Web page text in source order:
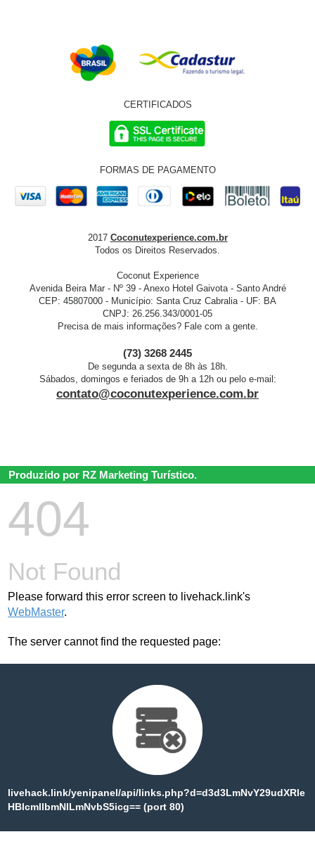
CERTIFICADOS
FORMAS DE PAGAMENTO
2017 Coconutexperience.com.br
Todos os Direitos Reservados.
Coconut Experience
Avenida Beira Mar - Nº 39 - Anexo Hotel Gaivota - Santo André
CEP: 45807000 - Município: Santa Cruz Cabralia - UF: BA
CNPJ: 26.256.343/0001-05
Precisa de mais informações? Fale com a gente.
(73) 3268 2445
De segunda a sexta de 8h às 18h.
Sábados, domingos e feriados de 9h a 12h ou pelo e-mail:
contato@coconutexperience.com.br
Produzido por RZ Marketing Turístico.
404
Not Found
Please forward this error screen to livehack.link's
WebMaster.
The server cannot find the requested page:
livehack.link/yenipanel/api/links.php?d=d3d3LmNvY29udXRle
HBlcmllbmNlLmNvbS5icg== (port 80)